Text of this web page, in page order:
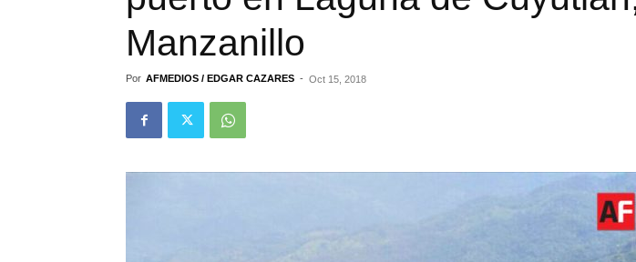
Manzanillo
Por AFMEDIOS / EDGAR CAZARES - Oct 15, 2018